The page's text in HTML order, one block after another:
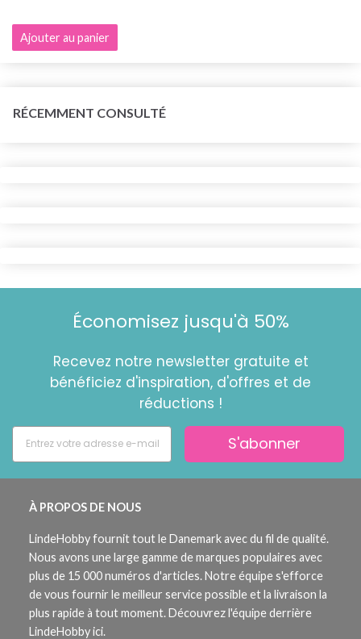
Ajouter au panier
RÉCEMMENT CONSULTÉ
Économisez jusqu'à 50%
Recevez notre newsletter gratuite et
bénéficiez d'inspiration, d'offres et de
réductions !
S'abonner
À PROPOS DE NOUS
LindeHobby fournit tout le Danemark avec du fil de qualité.
Nous avons une large gamme de marques populaires avec
plus de 15 000 numéros d'articles. Notre équipe s'efforce
de vous fournir le meilleur service possible et la livraison la
plus rapide à tout moment. Découvrez l'équipe derrière
LindeHobby ici.